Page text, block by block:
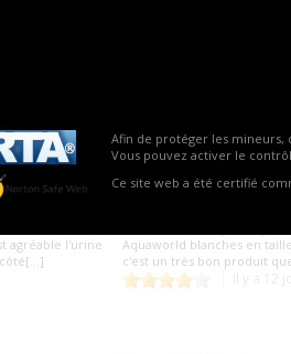
Afin de protéger les mineurs,
Vous pouvez activer le
Ce site web a été certifié
de produits
agréable l'urine
Couches blanches :
Aquaworld blanches en
c'est un très bon produit